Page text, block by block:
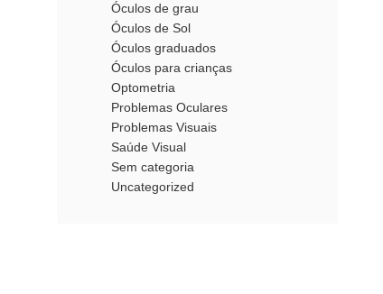
Óculos de grau
Óculos de Sol
Óculos graduados
Óculos para crianças
Optometria
Problemas Oculares
Problemas Visuais
Saúde Visual
Sem categoria
Uncategorized